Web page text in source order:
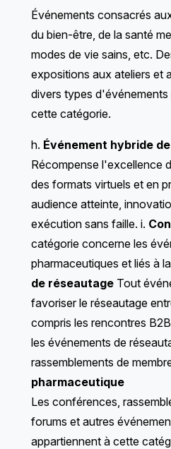
Événements consacrés
du bien-être, de la santé
modes de vie sains, etc.
expositions aux ateliers et
divers types
cette catégorie.
h. Événement hybride
Récompense l'excellence
des formats virtuels et en
audience atteinte,
exécution sans faille. i.
catégorie concerne les
pharmaceutiques et liés à
de réseautage Tout
favoriser le réseautage
compris les rencontres
les événements de
rassemblements de
pharmaceutique
Les conférences,
forums et autres
appartiennent à cette